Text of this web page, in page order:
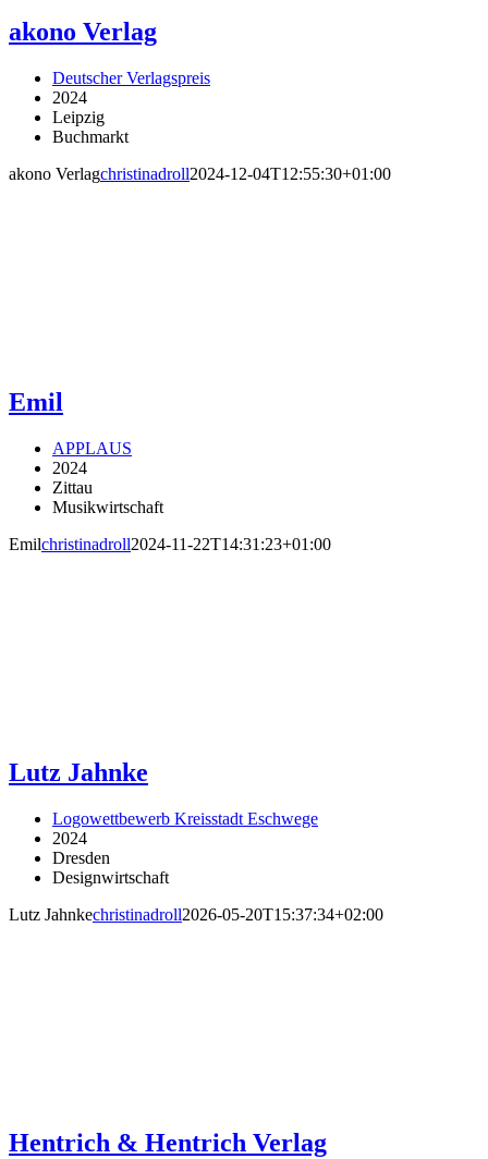
akono Verlag
Deutscher Verlagspreis
2024
Leipzig
Buchmarkt
akono Verlagchristinadroll2024-12-04T12:55:30+01:00
Emil
APPLAUS
2024
Zittau
Musikwirtschaft
Emilchristinadroll2024-11-22T14:31:23+01:00
Lutz Jahnke
Logowettbewerb Kreisstadt Eschwege
2024
Dresden
Designwirtschaft
Lutz Jahnkechristinadroll2026-05-20T15:37:34+02:00
Hentrich & Hentrich Verlag